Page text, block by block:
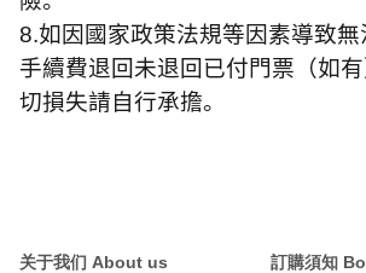
8.如因國家政策法規等因素導致
手續費退回未退回已付門票（如
切損失請自行承擔。
关于我们 About us 訂購須知